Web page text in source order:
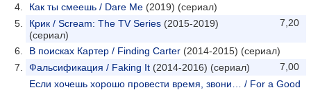
Как ты смеешь / Dare Me (2019) (сериал)
7,20
Крик / Scream: The TV Series (2015-2019)
(сериал)
В поисках Картер / Finding Carter (2014-2015) (сериал)
7,00
Фальсификация / Faking It (2014-2016) (сериал)
Если хочешь хорошо провести время, звони… / For a Good